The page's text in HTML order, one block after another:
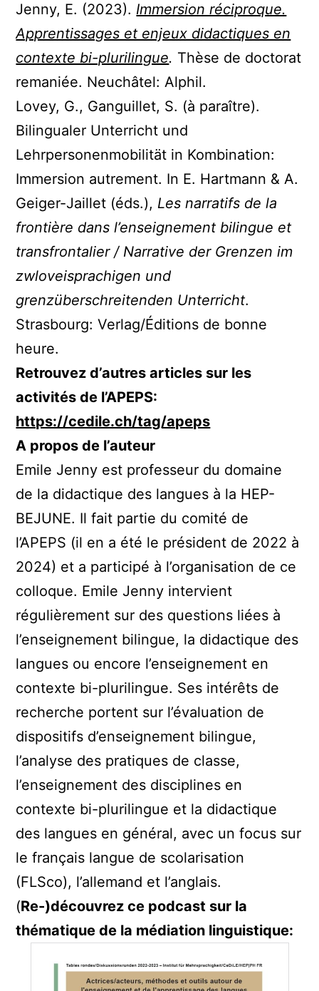
Jenny, E. (2023). Immersion réciproque.
Apprentissages et enjeux didactiques en
contexte bi-plurilingue. Thèse de doctorat
remaniée. Neuchâtel: Alphil.
Lovey, G., Ganguillet, S. (à paraître).
Bilingualer Unterricht und
Lehrpersonenmobilität in Kombination:
Immersion autrement. In E. Hartmann & A.
Geiger-Jaillet (éds.), Les narratifs de la
frontière dans l’enseignement bilingue et
transfrontalier / Narrative der Grenzen im
zwloveisprachigen und
grenzüberschreitenden Unterricht.
Strasbourg: Verlag/Éditions de bonne
heure.
Retrouvez d’autres articles sur les
activités de l’APEPS:
https://cedile.ch/tag/apeps
A propos de l’auteur
Emile Jenny est professeur du domaine
de la didactique des langues à la HEP-
BEJUNE. Il fait partie du comité de
l’APEPS (il en a été le président de 2022 à
2024) et a participé à l’organisation de ce
colloque. Emile Jenny intervient
régulièrement sur des questions liées à
l’enseignement bilingue, la didactique des
langues ou encore l’enseignement en
contexte bi-plurilingue. Ses intérêts de
recherche portent sur l’évaluation de
dispositifs d’enseignement bilingue,
l’analyse des pratiques de classe,
l’enseignement des disciplines en
contexte bi-plurilingue et la didactique
des langues en général, avec un focus sur
le français langue de scolarisation
(FLSco), l’allemand et l’anglais.
(Re-)découvrez ce podcast sur la
thématique de la médiation linguistique: